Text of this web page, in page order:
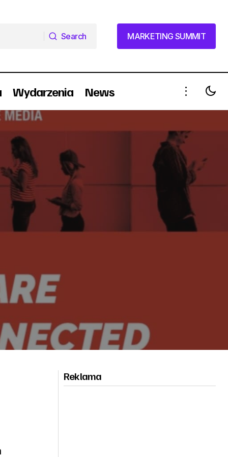
Search
MARKETING SUMMIT
MARKETING SUMMIT
Wydarzenia News
światopoglądowe [RAPORT]
Reklama